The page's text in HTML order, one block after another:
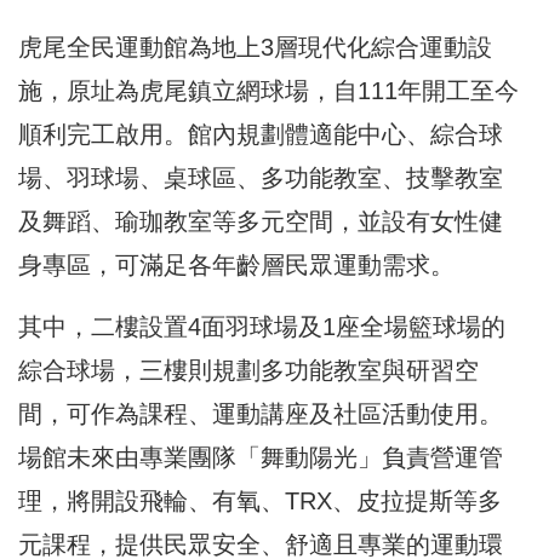
虎尾全民運動館為地上3層現代化綜合運動設
施，原址為虎尾鎮立網球場，自111年開工至今
順利完工啟用。館內規劃體適能中心、綜合球
場、羽球場、桌球區、多功能教室、技擊教室
及舞蹈、瑜珈教室等多元空間，並設有女性健
身專區，可滿足各年齡層民眾運動需求。
其中，二樓設置4面羽球場及1座全場籃球場的
綜合球場，三樓則規劃多功能教室與研習空
間，可作為課程、運動講座及社區活動使用。
場館未來由專業團隊「舞動陽光」負責營運管
理，將開設飛輪、有氧、TRX、皮拉提斯等多
元課程，提供民眾安全、舒適且專業的運動環